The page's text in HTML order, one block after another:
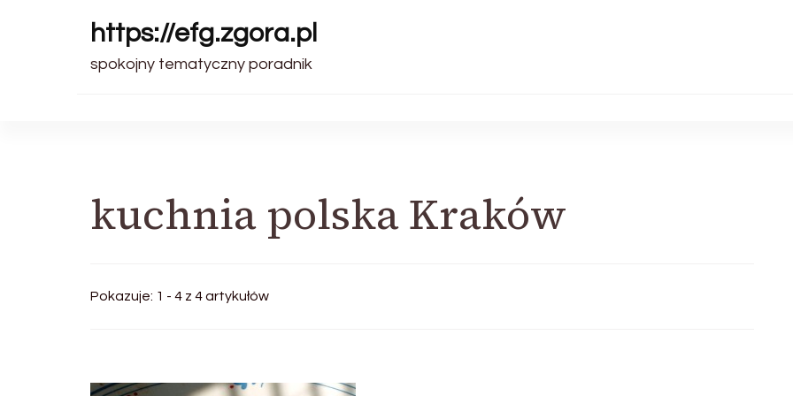
https://efg.zgora.pl
spokojny tematyczny poradnik
kuchnia polska Kraków
Pokazuje: 1 - 4 z 4 artykułów